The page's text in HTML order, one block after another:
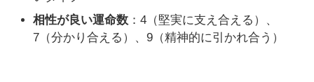
相性が良い運命数 ：4（堅実に支え合える）、
7（分かり合える）、9（精神的に引かれ合う）